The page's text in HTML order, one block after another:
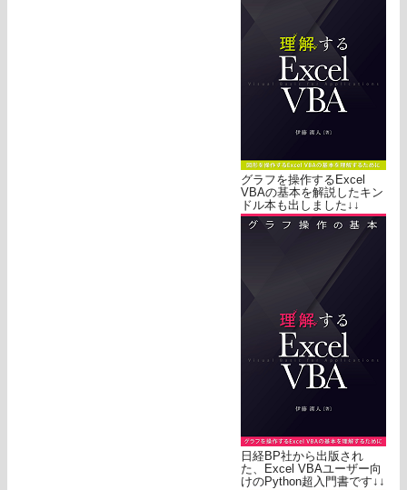
グラフを操作するExcel
VBAの基本を解説したキン
ドル本も出しました↓↓
日経BP社から出版され
た、Excel VBAユーザー向
けのPython超入門書です↓↓